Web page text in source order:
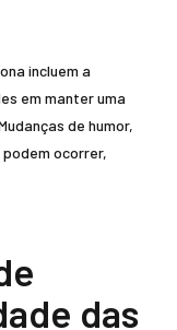
incluem a
em manter uma
de humor,
ocorrer,
das